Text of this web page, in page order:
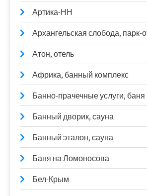
Артика-НН
Архангельская слобода, парк-
Атон, отель
Африка, банный комплекс
Банно-прачечные услуги,
Банный дворик, сауна
Банный эталон, сауна
Баня на Ломоносова
Бел-Крым